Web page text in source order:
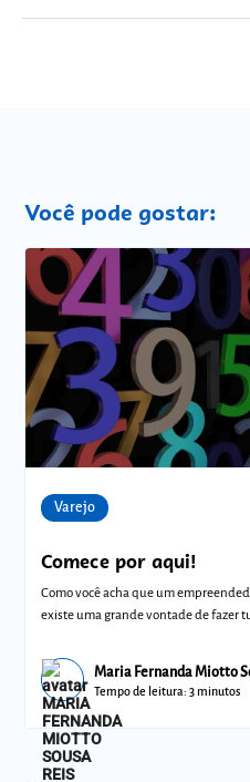
Você pode gostar:
Varejo
Comece por aqui!
Como você acha que um
existe uma grande vontade de fazer
Maria Fernanda Miotto
Tempo de leitura: 3 minutos